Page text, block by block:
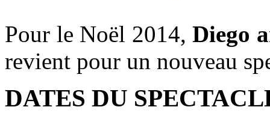
Pour le Noël 2014,Diego
revient pour un nou­veau
DATES DU